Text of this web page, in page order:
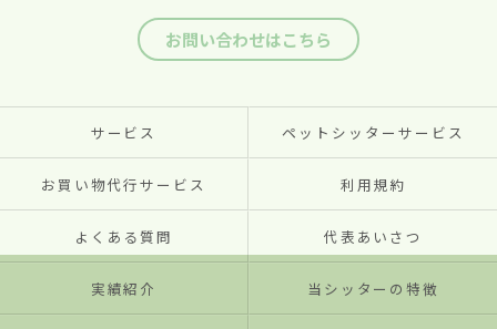
お問い合わせはこちら
サービス ペットシッターサービス
お買い物代行サービス 利用規約
よくある質問 代表あいさつ
実績紹介 当シッターの特徴